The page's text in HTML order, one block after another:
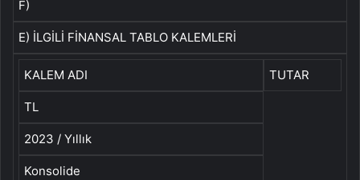
F)
E) İLGİLİ FİNANSAL TABLO KALEMLERİ
KALEM ADI TUTAR
TL
2023 / Yıllık
Konsolide